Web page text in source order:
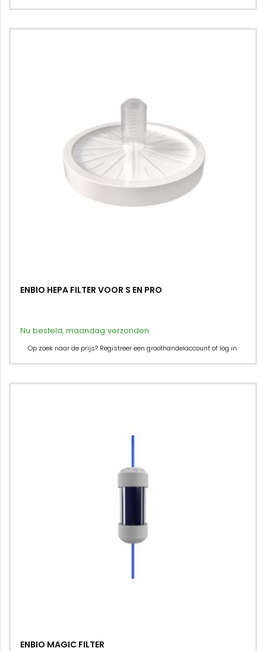
ENBIO HEPA FILTER VOOR S EN PRO
Nu besteld, maandag verzonden
Op zoek naar de prijs? Registreer een groothandelaccount of log in.
ENBIO MAGIC FILTER